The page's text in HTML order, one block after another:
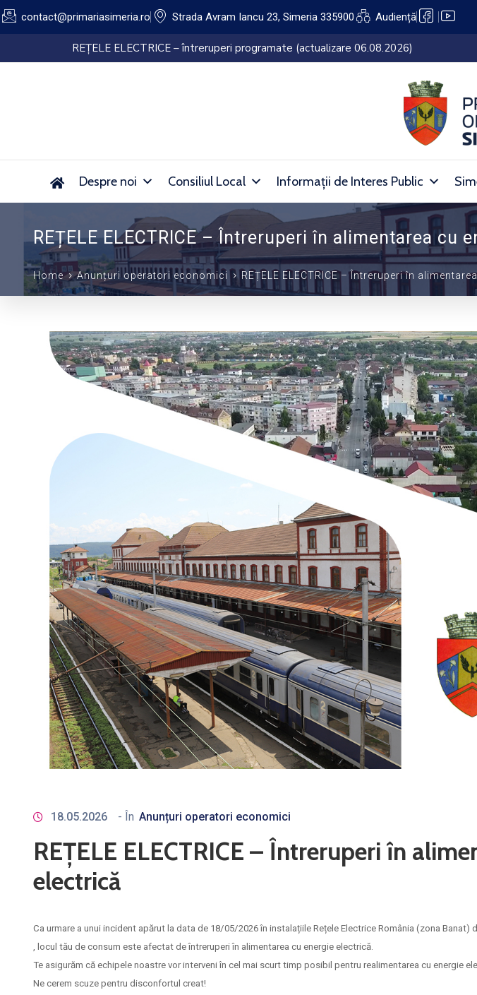
contact@primariasimeria.ro Strada Avram Iancu 23, Simeria 335900 Audiență
Lucrări de dezinsecție pe domeniul public al Orașului Simeria (27.07.2026 –
Despre noi Consiliul Local Informații de Interes Public
REȚELE ELECTRICE – Întreruperi în alimentarea cu
Home Anunțuri operatori economici REȚELE ELECTRICE – Întreruperi în
18.05.2026 - În Anunțuri operatori economici
REȚELE ELECTRICE – Întreruperi în
electrică
Ca urmare a unui incident apărut la data de 18/05/2026 în instalațiile Rețele Electrice România (zona Banat)
, locul tău de consum este afectat de întreruperi în alimentarea cu energie electrică.
Te asigurăm că echipele noastre vor interveni în cel mai scurt timp posibil pentru realimentarea cu energie
Ne cerem scuze pentru disconfortul creat!